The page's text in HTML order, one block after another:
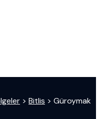
> Bitlis > Güroymak